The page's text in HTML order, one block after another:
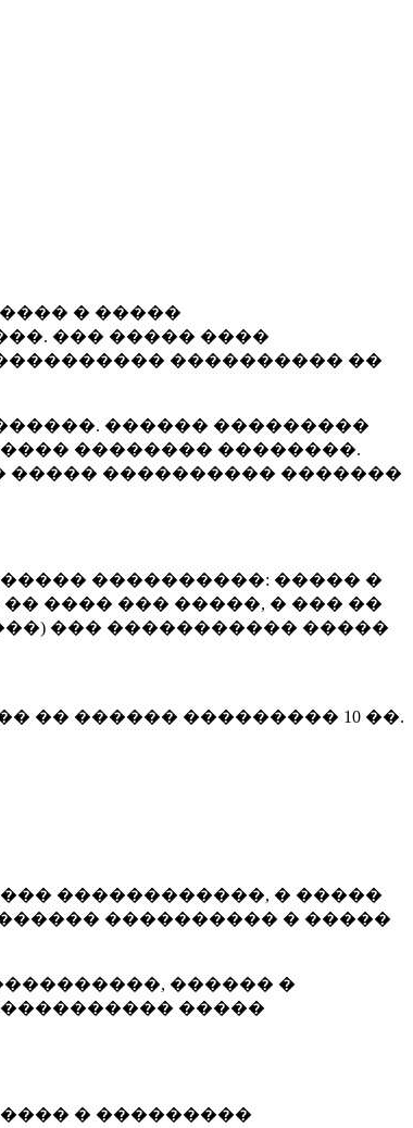
� �����
��� ����� ����
���������� ��
������ ���������
�������� ��������.
����� ���������� �������
����������: ����� �
���� ��� �����, � ��� ��
��� ����������� �����
�� ������ ��������� 10 ��.
������������, � �����
���������� � �����
������ �
�����
� ���������